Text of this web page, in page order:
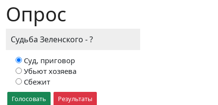
Опрос
Судьба Зеленского - ?
Суд, приговор
Убьют хозяева
Сбежит
Голосовать Результаты